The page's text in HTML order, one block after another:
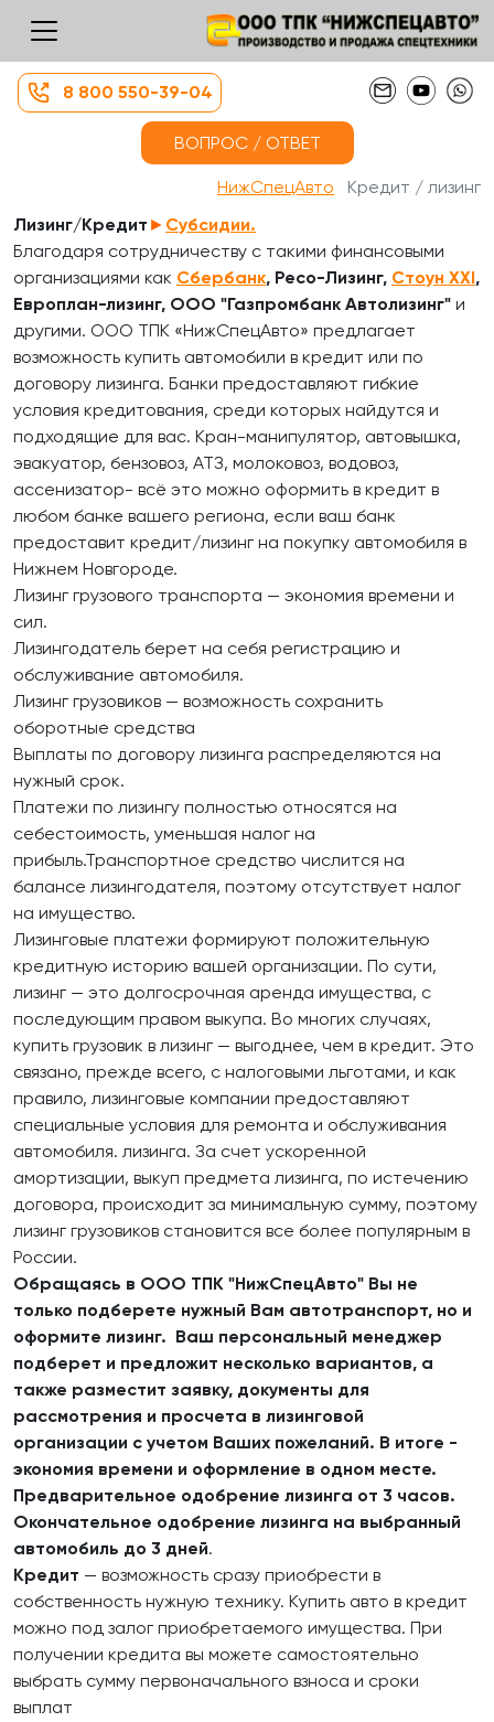
8 800 550-39-04
ВОПРОС / ОТВЕТ
НижСпецАвто
Кредит / лизинг
Лизинг/Кредит ► Субсидии.
Благодаря сотрудничеству с такими финансовыми
организациями как Сбербанк, Ресо-Лизинг, Стоун XXI,
Европлан-лизинг, ООО "Газпромбанк Автолизинг" и
другими. ООО ТПК «НижСпецАвто» предлагает
возможность купить автомобили в кредит или по
договору лизинга. Банки предоставляют гибкие
условия кредитования, среди которых найдутся и
подходящие для вас. Кран-манипулятор, автовышка,
эвакуатор, бензовоз, АТЗ, молоковоз, водовоз,
ассенизатор- всё это можно оформить в кредит в
любом банке вашего региона, если ваш банк
предоставит кредит/лизинг на покупку автомобиля в
Нижнем Новгороде.
Лизинг грузового транспорта — экономия времени и
сил.
Лизингодатель берет на себя регистрацию и
обслуживание автомобиля.
Лизинг грузовиков — возможность сохранить
оборотные средства
Выплаты по договору лизинга распределяются на
нужный срок.
Платежи по лизингу полностью относятся на
себестоимость, уменьшая налог на
прибыль.Транспортное средство числится на
балансе лизингодателя, поэтому отсутствует налог
на имущество.
Лизинговые платежи формируют положительную
кредитную историю вашей организации. По сути,
лизинг — это долгосрочная аренда имущества, с
последующим правом выкупа. Во многих случаях,
купить грузовик в лизинг — выгоднее, чем в кредит. Это
связано, прежде всего, с налоговыми льготами, и как
правило, лизинговые компании предоставляют
специальные условия для ремонта и обслуживания
автомобиля. лизинга. За счет ускоренной
амортизации, выкуп предмета лизинга, по истечению
договора, происходит за минимальную сумму, поэтому
лизинг грузовиков становится все более популярным в
России.
Обращаясь в ООО ТПК "НижСпецАвто" Вы не
только подберете нужный Вам автотранспорт, но и
оформите лизинг. Ваш персональный менеджер
подберет и предложит несколько вариантов, а
также разместит заявку, документы для
рассмотрения и просчета в лизинговой
организации с учетом Ваших пожеланий. В итоге -
экономия времени и оформление в одном месте.
Предварительное одобрение лизинга от 3 часов.
Окончательное одобрение лизинга на выбранный
автомобиль до 3 дней.
Кредит — возможность сразу приобрести в
собственность нужную технику. Купить авто в кредит
можно под залог приобретаемого имущества. При
получении кредита вы можете самостоятельно
выбрать сумму первоначального взноса и сроки
выплат